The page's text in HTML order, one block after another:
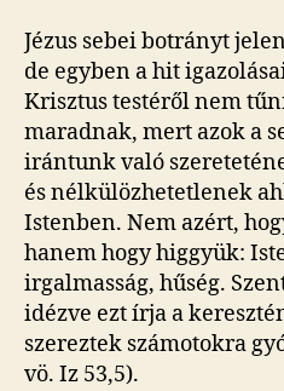
Jézus sebei botrányt
de egyben a hit
Krisztus testéről nem
maradnak, mert azok a
irántunk való
és nélkülözhetetlenek
Istenben. Nem azért,
hanem hogy higgyük:
irgalmasság, hűség.
idézve ezt írja a
szereztek számotokra
vö. Iz 53,5).